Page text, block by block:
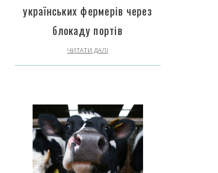
українських фермерів через
блокаду портів
ЧИТАТИ ДАЛІ